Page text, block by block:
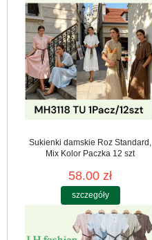
Sukienki damskie Roz Standard,
Mix Kolor Paczka 12 szt
58.00 zł
szczegóły